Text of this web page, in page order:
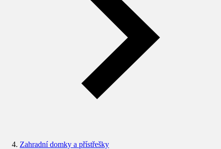
Zahradní domky a přístřešky